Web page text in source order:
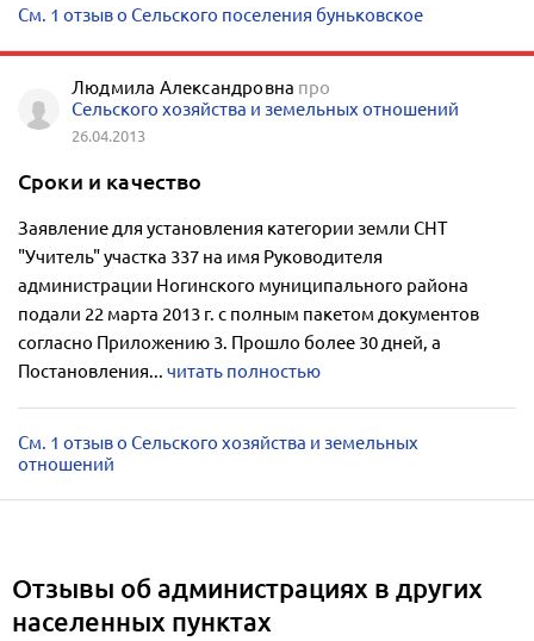
См. 1 отзыв о Сельского поселения буньковское
Людмила Александровна про
Сельского хозяйства и земельных отношений
26.04.2013
Сроки и качество
Заявление для установления категории земли СНТ
"Учитель" участка 337 на имя Руководителя
администрации Ногинского муниципального района
подали 22 марта 2013 г. с полным пакетом документов
согласно Приложению 3. Прошло более 30 дней, а
Постановления... читать полностью
См. 1 отзыв о Сельского хозяйства и земельных
отношений
Отзывы об администрациях в других
населенных пунктах